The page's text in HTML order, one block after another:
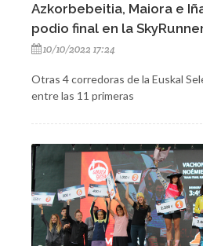
Azkorbebeitia, Maiora e
podio final en la
10/10/2022 17:24
Otras 4 corredoras de la Euskal
entre las 11 primeras